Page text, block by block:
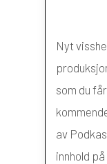
Nyt
som du
av
innhold